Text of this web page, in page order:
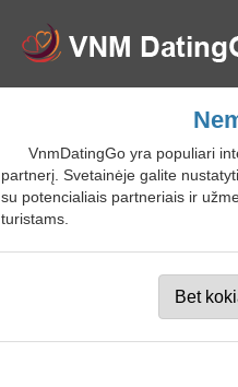
VnmDatingGo yra populiari
partnerį. Svetainėje galite
su potencialiais partneriais ir
turistams.